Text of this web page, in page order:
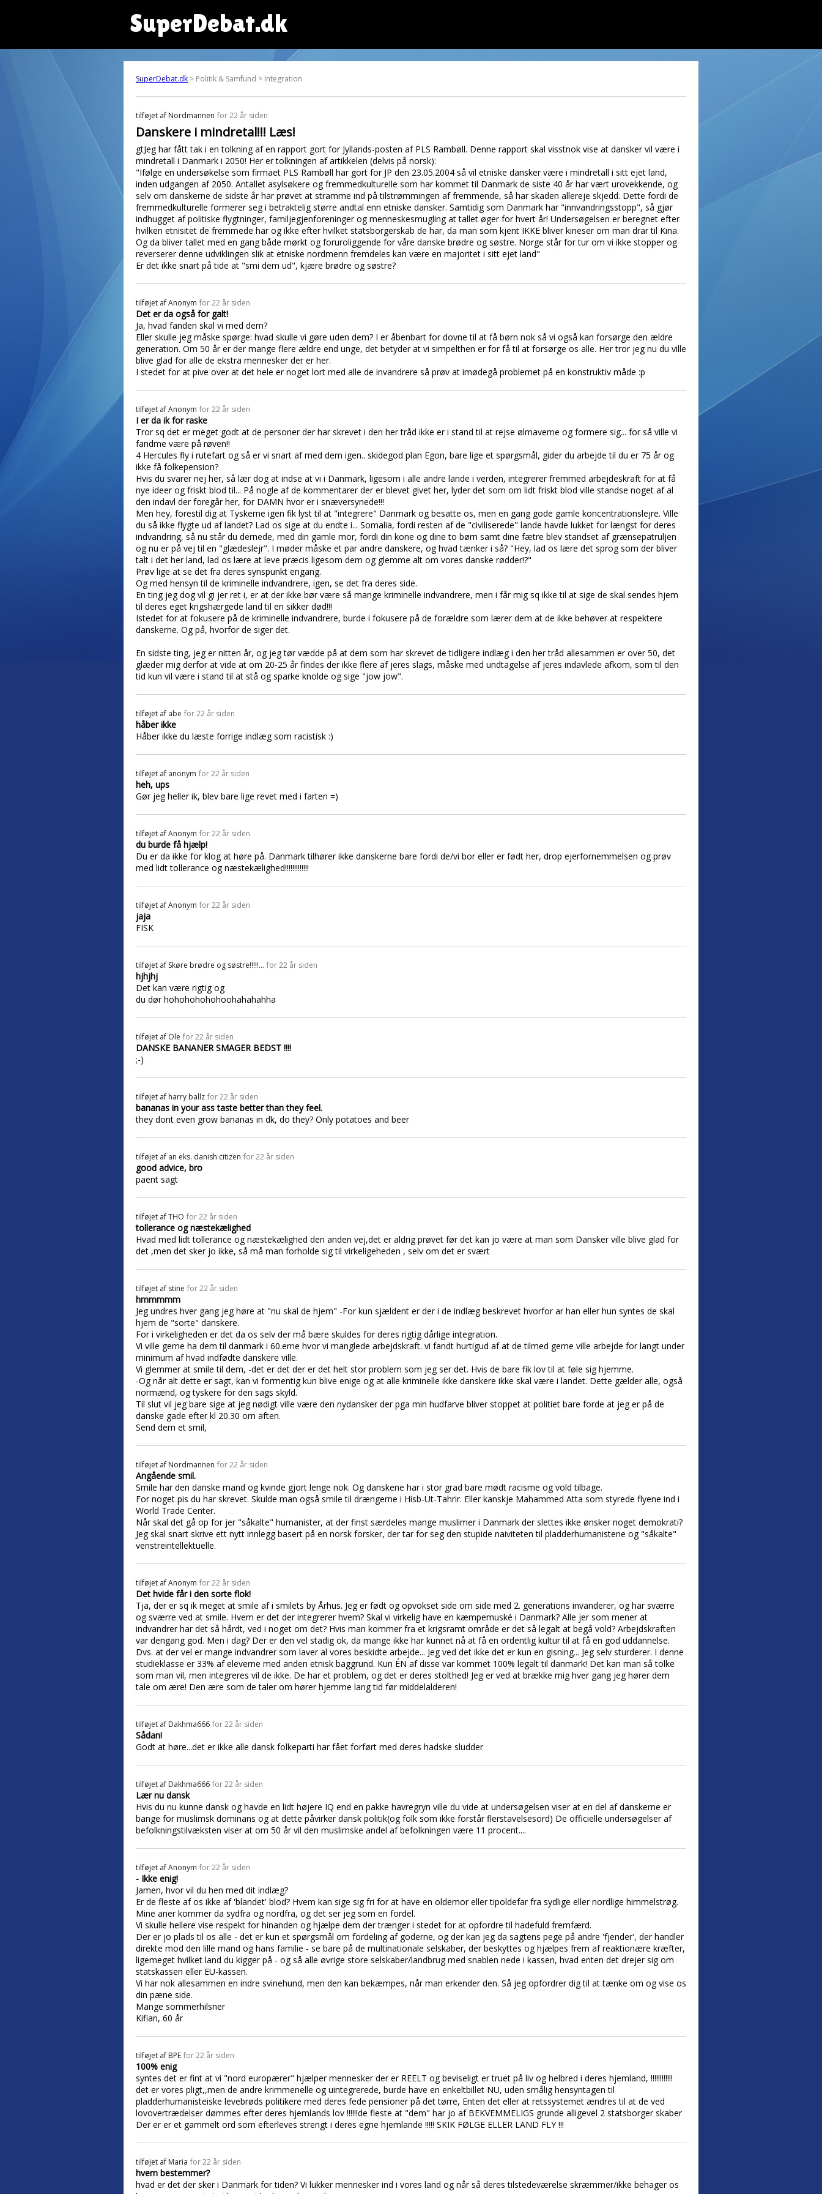
SuperDebat.dk
SuperDebat.dk > Politik & Samfund > Integration
tilføjet af Nordmannen for 22 år siden
Danskere i mindretal!!! Læs!
gtJeg har fått tak i en tolkning af en rapport gort for Jyllands-posten af PLS Rambøll. Denne rapport skal visstnok vise at dansker vil være i
mindretall i Danmark i 2050! Her er tolkningen af artikkelen (delvis på norsk):
"Ifølge en undersøkelse som firmaet PLS Rambøll har gort for JP den 23.05.2004 så vil etniske dansker være i mindretall i sitt ejet land,
inden udgangen af 2050. Antallet asylsøkere og fremmedkulturelle som har kommet til Danmark de siste 40 år har vært urovekkende, og
selv om danskerne de sidste år har prøvet at stramme ind på tilstrømmingen af fremmende, så har skaden allereje skjedd. Dette fordi de
fremmedkulturelle formerer seg i betraktelig større andtal enn etniske dansker. Samtidig som Danmark har "innvandringsstopp", så gjør
indhugget af politiske flygtninger, familjegjenforeninger og menneskesmugling at tallet øger for hvert år! Undersøgelsen er beregnet efter
hvilken etnisitet de fremmede har og ikke efter hvilket statsborgerskab de har, da man som kjent IKKE bliver kineser om man drar til Kina.
Og da bliver tallet med en gang både mørkt og foruroliggende for våre danske brødre og søstre. Norge står for tur om vi ikke stopper og
reverserer denne udviklingen slik at etniske nordmenn fremdeles kan være en majoritet i sitt ejet land"
Er det ikke snart på tide at "smi dem ud", kjære brødre og søstre?
tilføjet afAnonym for 22 år siden
Det er da også for galt!
Ja, hvad fanden skal vi med dem?
Eller skulle jeg måske spørge: hvad skulle vi gøre uden dem? I er åbenbart for dovne til at få børn nok så vi også kan forsørge den ældre
generation. Om 50 år er der mange flere ældre end unge, det betyder at vi simpelthen er for få til at forsørge os alle. Her tror jeg nu du ville
blive glad for alle de ekstra mennesker der er her.
I stedet for at pive over at det hele er noget lort med alle de invandrere så prøv at imødegå problemet på en konstruktiv måde :p
tilføjet afAnonym for 22 år siden
I er da ik for raske
Tror sq det er meget godt at de personer der har skrevet i den her tråd ikke er i stand til at rejse ølmaverne og formere sig... for så ville vi
fandme være på røven!!
4 Hercules fly i rutefart og så er vi snart af med dem igen.. skidegod plan Egon, bare lige et spørgsmål, gider du arbejde til du er 75 år og
ikke få folkepension?
Hvis du svarer nej her, så lær dog at indse at vi i Danmark, ligesom i alle andre lande i verden, integrerer fremmed arbejdeskraft for at få
nye ideer og friskt blod til... På nogle af de kommentarer der er blevet givet her, lyder det som om lidt friskt blod ville standse noget af al
den indavl der foregår her, for DAMN hvor er i snæversynede!!!
Men hey, forestil dig at Tyskerne igen fik lyst til at "integrere" Danmark og besatte os, men en gang gode gamle koncentrationslejre. Ville
du så ikke flygte ud af landet? Lad os sige at du endte i... Somalia, fordi resten af de "civiliserede" lande havde lukket for længst for deres
indvandring, så nu står du dernede, med din gamle mor, fordi din kone og dine to børn samt dine fætre blev standset af grænsepatruljen
og nu er på vej til en "glædeslejr". I møder måske et par andre danskere, og hvad tænker i så? "Hey, lad os lære det sprog som der bliver
talt i det her land, lad os lære at leve præcis ligesom dem og glemme alt om vores danske rødder!?"
Prøv lige at se det fra deres synspunkt engang.
Og med hensyn til de kriminelle indvandrere, igen, se det fra deres side.
En ting jeg dog vil gi jer ret i, er at der ikke bør være så mange kriminelle indvandrere, men i får mig sq ikke til at sige de skal sendes hjem
til deres eget krigshærgede land til en sikker død!!!
Istedet for at fokusere på de kriminelle indvandrere, burde i fokusere på de forældre som lærer dem at de ikke behøver at respektere
danskerne. Og på, hvorfor de siger det.
En sidste ting, jeg er nitten år, og jeg tør vædde på at dem som har skrevet de tidligere indlæg i den her tråd allesammen er over 50, det
glæder mig derfor at vide at om 20-25 år findes der ikke flere af jeres slags, måske med undtagelse af jeres indavlede afkom, som til den
tid kun vil være i stand til at stå og sparke knolde og sige "jow jow".
tilføjet af abe for 22 år siden
håber ikke
Håber ikke du læste forrige indlæg som racistisk :)
tilføjet af anonym for 22 år siden
heh, ups
Gør jeg heller ik, blev bare lige revet med i farten =)
tilføjet afAnonym for 22 år siden
du burde få hjælp!
Du er da ikke for klog at høre på. Danmark tilhører ikke danskerne bare fordi de/vi bor eller er født her, drop ejerfornemmelsen og prøv
med lidt tollerance og næstekælighed!!!!!!!!!!!!!
tilføjet afAnonym for 22 år siden
jaja
FISK
tilføjet af Skøre brødre og søstre!!!!!... for 22 år siden
hjhjhj
Det kan være rigtig og
du dør hohohohohohoohahahahha
tilføjet af Ole for 22 år siden
DANSKE BANANER SMAGER BEDST !!!!
;-)
tilføjet af harry ballz for 22 år siden
bananas in your ass taste better than they feel.
they dont even grow bananas in dk, do they? Only potatoes and beer
tilføjet af an eks. danish citizen for 22 år siden
good advice, bro
paent sagt
tilføjet afTHO for 22 år siden
tollerance og næstekælighed
Hvad med lidt tollerance og næstekælighed den anden vej,det er aldrig prøvet før det kan jo være at man som Dansker ville blive glad for
det ,men det sker jo ikke, så må man forholde sig til virkeligeheden , selv om det er svært
tilføjet af stine for 22 år siden
hmmmmm
Jeg undres hver gang jeg høre at "nu skal de hjem" -For kun sjældent er der i de indlæg beskrevet hvorfor ar han eller hun syntes de skal
hjem de "sorte" danskere.
For i virkeligheden er det da os selv der må bære skuldes for deres rigtig dårlige integration.
Vi ville gerne ha dem til danmark i 60.erne hvor vi manglede arbejdskraft. vi fandt hurtigud af at de tilmed gerne ville arbejde for langt under
minimum af hvad indfødte danskere ville.
Vi glemmer at smile til dem, -det er det der er det helt stor problem som jeg ser det. Hvis de bare fik lov til at føle sig hjemme.
-Og når alt dette er sagt, kan vi formentig kun blive enige og at alle kriminelle ikke danskere ikke skal være i landet. Dette gælder alle, også
normænd, og tyskere for den sags skyld.
Til slut vil jeg bare sige at jeg nødigt ville være den nydansker der pga min hudfarve bliver stoppet at politiet bare forde at jeg er på de
danske gade efter kl 20.30 om aften.
Send dem et smil,
tilføjet af Nordmannen for 22 år siden
Angående smil.
Smile har den danske mand og kvinde gjort lenge nok. Og danskene har i stor grad bare mødt racisme og vold tilbage.
For noget pis du har skrevet. Skulde man også smile til drængerne i Hisb-Ut-Tahrir. Eller kanskje Mahammed Atta som styrede flyene ind i
World Trade Center.
Når skal det gå op for jer "såkalte" humanister, at der finst særdeles mange muslimer i Danmark der slettes ikke ønsker noget demokrati?
Jeg skal snart skrive ett nytt innlegg basert på en norsk forsker, der tar for seg den stupide naiviteten til pladderhumanistene og "såkalte"
venstreintellektuelle.
tilføjet afAnonym for 22 år siden
Det hvide får i den sorte flok!
Tja, der er sq ik meget at smile af i smilets by Århus. Jeg er født og opvokset side om side med 2. generations invanderer, og har sværre
og sværre ved at smile. Hvem er det der integrerer hvem? Skal vi virkelig have en kæmpemuské i Danmark? Alle jer som mener at
indvandrer har det så hårdt, ved i noget om det? Hvis man kommer fra et krigsramt område er det så legalt at begå vold? Arbejdskraften
var dengang god. Men i dag? Der er den vel stadig ok, da mange ikke har kunnet nå at få en ordentlig kultur til at få en god uddannelse.
Dvs. at der vel er mange indvandrer som laver al vores beskidte arbejde... Jeg ved det ikke det er kun en gisning... Jeg selv sturderer. I denne
studieklasse er 33% af eleverne med anden etnisk baggrund. Kun ÉN af disse var kommet 100% legalt til danmark! Det kan man så tolke
som man vil, men integreres vil de ikke. De har et problem, og det er deres stolthed! Jeg er ved at brække mig hver gang jeg hører dem
tale om ære! Den ære som de taler om hører hjemme lang tid før middelalderen!
tilføjet af Dakhma666 for 22 år siden
Sådan!
Godt at høre...det er ikke alle dansk folkeparti har fået forført med deres hadske sludder
tilføjet af Dakhma666 for 22 år siden
Lær nu dansk
Hvis du nu kunne dansk og havde en lidt højere IQ end en pakke havregryn ville du vide at undersøgelsen viser at en del af danskerne er
bange for muslimsk dominans og at dette påvirker dansk politik(og folk som ikke forstår flerstavelsesord) De officielle undersøgelser af
befolkningstilvæksten viser at om 50 år vil den muslimske andel af befolkningen være 11 procent....
tilføjet afAnonym for 22 år siden
- Ikke enig!
Jamen, hvor vil du hen med dit indlæg?
Er de fleste af os ikke af 'blandet' blod? Hvem kan sige sig fri for at have en oldemor eller tipoldefar fra sydlige eller nordlige himmelstrøg.
Mine aner kommer da sydfra og nordfra, og det ser jeg som en fordel.
Vi skulle hellere vise respekt for hinanden og hjælpe dem der trænger i stedet for at opfordre til hadefuld fremfærd.
Der er jo plads til os alle - det er kun et spørgsmål om fordeling af goderne, og der kan jeg da sagtens pege på andre 'fjender', der handler
direkte mod den lille mand og hans familie - se bare på de multinationale selskaber, der beskyttes og hjælpes frem af reaktionære kræfter,
ligemeget hvilket land du kigger på - og så alle øvrige store selskaber/landbrug med snablen nede i kassen, hvad enten det drejer sig om
statskassen eller EU-kassen.
Vi har nok allesammen en indre svinehund, men den kan bekæmpes, når man erkender den. Så jeg opfordrer dig til at tænke om og vise os
din pæne side.
Mange sommerhilsner
Kifian, 60 år
tilføjet af BPE for 22 år siden
100% enig
syntes det er fint at vi "nord europærer" hjælper mennesker der er REELT og beviseligt er truet på liv og helbred i deres hjemland, !!!!!!!!!!!!
det er vores pligt,,men de andre krimmenelle og uintegrerede, burde have en enkeltbillet NU, uden smålig hensyntagen til
pladderhumanisteiske levebrøds politikere med deres fede pensioner på det tørre, Enten det eller at retssystemet ændres til at de ved
lovovertrædelser dømmes efter deres hjemlands lov !!!!!!de fleste at "dem" har jo af BEKVEMMELIGS grunde alligevel 2 statsborger skaber
Der er er et gammelt ord som efterleves strengt i deres egne hjemlande !!!!! SKIK FØLGE ELLER LAND FLY !!!
tilføjet af Maria for 22 år siden
hvem bestemmer?
hvad er det der sker i Danmark for tiden? Vi lukker mennesker ind i vores land og når så deres tilstedeværelse skræmmer/ikke behager os